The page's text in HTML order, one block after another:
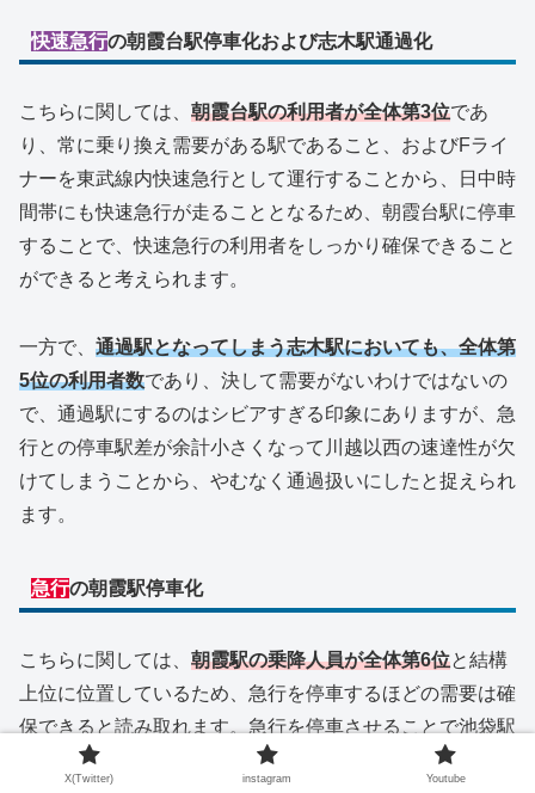
快速急行の朝霞台駅停車化および志木駅通過化
こちらに関しては、 朝霞台駅の利用者が全体第3位であ
り、常に乗り換え需要がある駅であること、およびFライ
ナーを東武線内快速急行として運行することから、日中時
間帯にも快速急行が走ることとなるため、朝霞台駅に停車
することで、快速急行の利用者をしっかり確保できること
ができると考えられます。
一方で、 通過駅となってしまう志木駅においても、全体第
5位の利用者数であり、決して需要がないわけではないの
で、通過駅にするのはシビアすぎる印象にありますが、急
行との停車駅差が余計小さくなって川越以西の速達性が欠
けてしまうことから、やむなく通過扱いにしたと捉えられ
ます。
急行の朝霞駅停車化
こちらに関しては、 朝霞駅の乗降人員が全体第6位と結構
上位に位置しているため、急行を停車するほどの需要は確
保できると読み取れます。急行を停車させることで池袋駅
から1本で辿り着けることから、朝霞駅に停車させるメリ
X(Twitter) instagram Youtube